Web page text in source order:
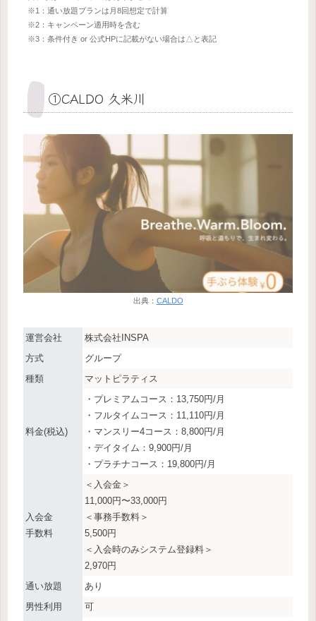
※1：通い放題プランは月8回想定で計算
※2：キャンペーン適用時を含む
※3：条件付き or 公式HPに記載がない場合は△と表記
①CALDO 久米川
出典： CALDO
運営会社
株式会社INSPA
方式
グループ
種類
マットピラティス
料金(税込)
・プレミアムコース：13,750円/月
・フルタイムコース：11,110円/月
・マンスリー4コース：8,800円/月
・デイタイム：9,900円/月
・プラチナコース：19,800円/月
入会金
手数料
＜入会金＞
11,000円〜33,000円
＜事務手数料＞
5,500円
＜入会時のみシステム登録料＞
2,970円
通い放題
あり
男性利用
可